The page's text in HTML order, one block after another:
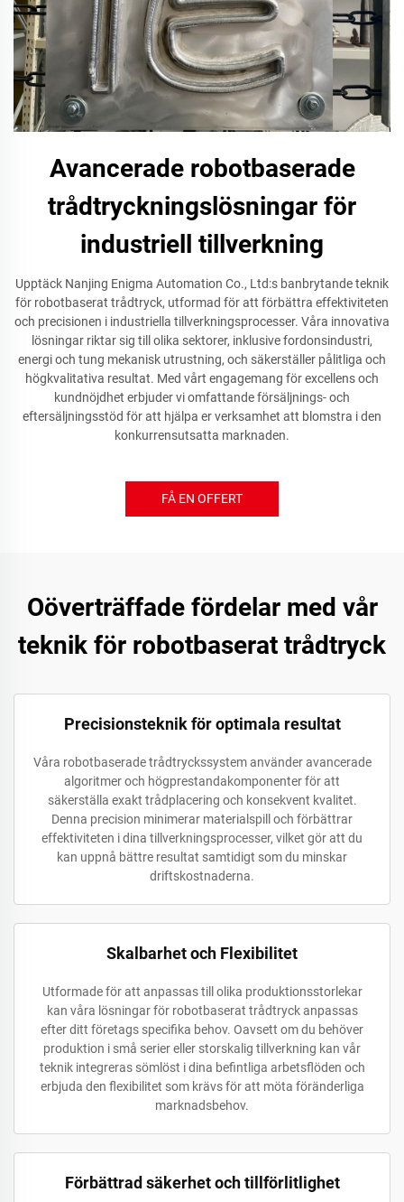
Avancerade robotbaserade
trådtryckningslösningar för
industriell tillverkning
Upptäck Nanjing Enigma Automation Co., Ltd:s banbrytande teknik
för robotbaserat trådtryck, utformad för att förbättra effektiviteten
och precisionen i industriella tillverkningsprocesser. Våra innovativa
lösningar riktar sig till olika sektorer, inklusive fordonsindustri,
energi och tung mekanisk utrustning, och säkerställer pålitliga och
högkvalitativa resultat. Med vårt engagemang för excellens och
kundnöjdhet erbjuder vi omfattande försäljnings- och
eftersäljningsstöd för att hjälpa er verksamhet att blomstra i den
konkurrensutsatta marknaden.
FÅ EN OFFERT
Oöverträffade fördelar med vår
teknik för robotbaserat trådtryck
Precisionsteknik för optimala resultat
Våra robotbaserade trådtryckssystem använder avancerade
algoritmer och högprestandakomponenter för att
säkerställa exakt trådplacering och konsekvent kvalitet.
Denna precision minimerar materialspill och förbättrar
effektiviteten i dina tillverkningsprocesser, vilket gör att du
kan uppnå bättre resultat samtidigt som du minskar
driftskostnaderna.
Skalbarhet och Flexibilitet
Utformade för att anpassas till olika produktionsstorlekar
kan våra lösningar för robotbaserat trådtryck anpassas
efter ditt företags specifika behov. Oavsett om du behöver
produktion i små serier eller storskalig tillverkning kan vår
teknik integreras sömlöst i dina befintliga arbetsflöden och
erbjuda den flexibilitet som krävs för att möta föränderliga
marknadsbehov.
Förbättrad säkerhet och tillförlitlighet